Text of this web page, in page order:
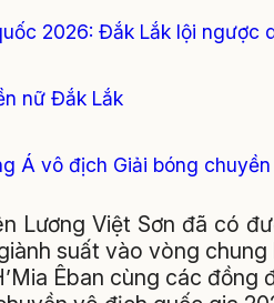
2026: Đắk Lắk lội ngược
nữ Đắk Lắk
Á vô địch Giải bóng
Lương Việt Sơn đã có
suất vào vòng
Êban cùng các đồng